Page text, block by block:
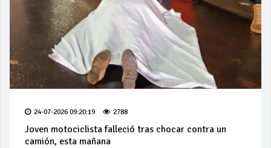
24-07-2026 09:20:19 2788
Joven motociclista falleció tras chocar contra un
camión, esta mañana